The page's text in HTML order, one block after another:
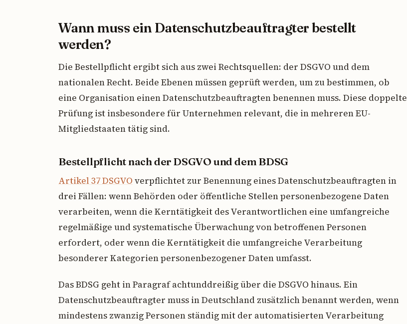
Wann muss ein Datenschutzbeauftragter bestellt
werden?
Die Bestellpflicht ergibt sich aus zwei Rechtsquellen: der DSGVO und dem
nationalen Recht. Beide Ebenen müssen geprüft werden, um zu bestimmen, ob
eine Organisation einen Datenschutzbeauftragten benennen muss. Diese doppelte
Prüfung ist insbesondere für Unternehmen relevant, die in mehreren EU-
Mitgliedstaaten tätig sind.
Bestellpflicht nach der DSGVO und dem BDSG
Artikel 37 DSGVO verpflichtet zur Benennung eines Datenschutzbeauftragten in
drei Fällen: wenn Behörden oder öffentliche Stellen personenbezogene Daten
verarbeiten, wenn die Kerntätigkeit des Verantwortlichen eine umfangreiche
regelmäßige und systematische Überwachung von betroffenen Personen
erfordert, oder wenn die Kerntätigkeit die umfangreiche Verarbeitung
besonderer Kategorien personenbezogener Daten umfasst.
Das BDSG geht in Paragraf achtunddreißig über die DSGVO hinaus. Ein
Datenschutzbeauftragter muss in Deutschland zusätzlich benannt werden, wenn
mindestens zwanzig Personen ständig mit der automatisierten Verarbeitung